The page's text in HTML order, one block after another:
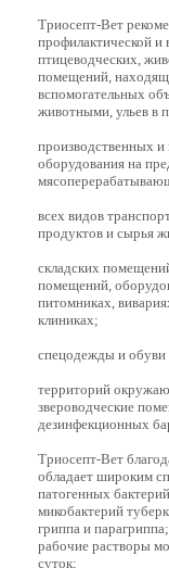
Триосепт-Вет
профилактической
птицеводческих,
помещений,
вспомогательных
животными, ульев в
производственных
оборудования на
всех видов
продуктов и сырья
складских
помещений,
питомниках,
клиниках;
спецодежды и
территорий
звероводческие
дезинфекционных
Триосепт-Вет
обладает широким
патогенных
микобактерий
гриппа и
рабочие растворы
суток;